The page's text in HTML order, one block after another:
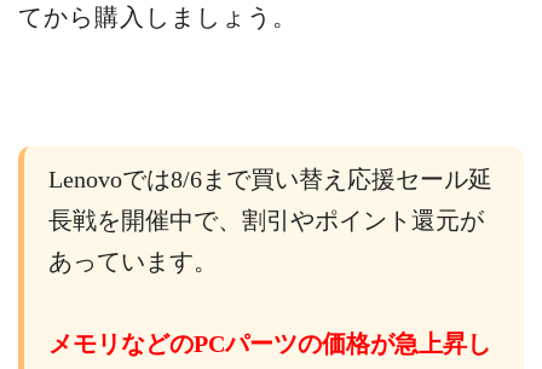
てから購入しましょう。
Lenovoでは8/6まで買い替え応援セール延
長戦を開催中で、割引やポイント還元が
あっています。
メモリなどのPCパーツの価格が急上昇し